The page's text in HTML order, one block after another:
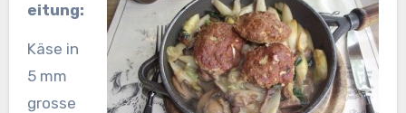
eitung:
Käse in
5 mm
grosse